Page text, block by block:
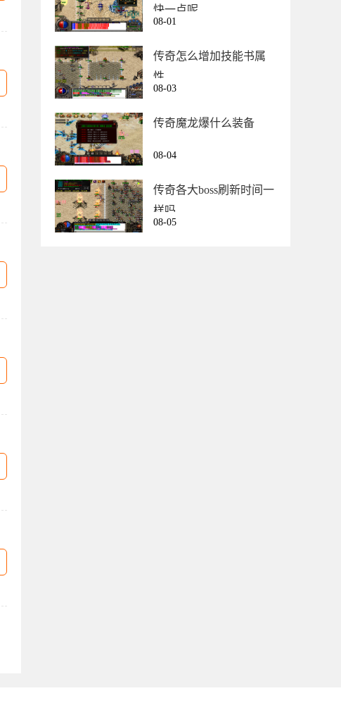
快一点呢
08-01
传奇怎么增加技能书属
性
08-03
传奇魔龙爆什么装备
08-04
传奇各大boss刷新时间一
样吗
08-05